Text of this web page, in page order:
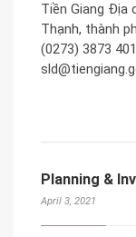
Tiền Giang Địa
Thạnh, thành
(0273) 3873
Planning &
April 3, 2021